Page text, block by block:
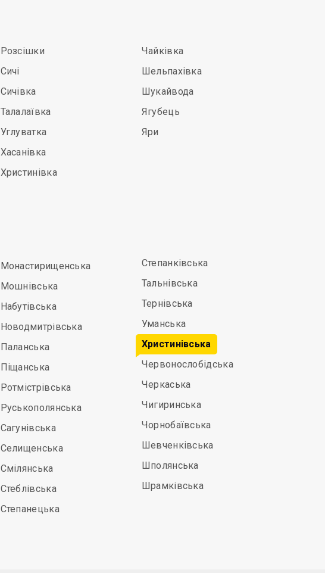
Розсішки
Сичі
Сичівка
Талалаївка
Углуватка
Хасанівка
Христинівка
Чайківка
Шельпахівка
Шукайвода
Ягубець
Яри
Монастирищенська
Мошнівська
Набутівська
Новодмитрівська
Паланська
Піщанська
Ротмістрівська
Руськополянська
Сагунівська
Селищенська
Смілянська
Стеблівська
Степанецька
Степанківська
Тальнівська
Тернівська
Уманська
Христинівська
Червонослобідська
Черкаська
Чигиринська
Чорнобаївська
Шевченківська
Шполянська
Шрамківська